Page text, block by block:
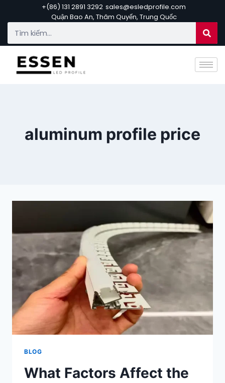
+(86) 131 2891 3292 sales@esledprofile.com
Quận Bao An, Thâm Quyến, Trung Quốc
aluminum profile price
BLOG
What Factors Affect the